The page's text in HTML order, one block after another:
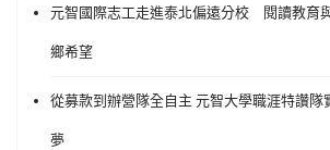
元智國際志工走進泰北偏遠分校 閱讀教育
鄉希望
從募款到辦營隊全自主 元智大學職涯特讚隊
夢